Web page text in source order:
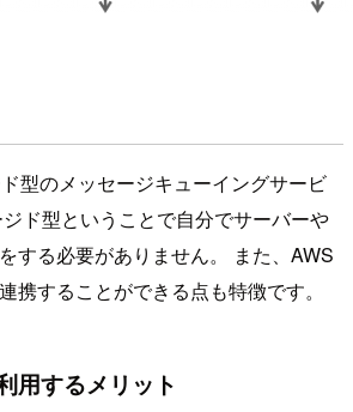
型のメッセージキューイングサービ
ド型ということで自分でサーバーや
する必要がありません。 また、AWS
携することができる点も特徴です。
用するメリット